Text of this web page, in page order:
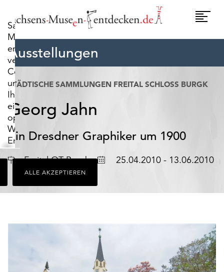
Sachsens-
Museen-
entdecken.de
verwendet
Cookies,
um
Ihnen
ein
optimales
Webseiten-
Erlebnis
zu
bieten.
Dazu
zählen
für
ALLE AKZEPTIEREN
Ausstellungen
STÄDTISCHE SAMMLUNGEN FREITAL SCHLOSS BURGK
Georg Jahn
Ein Dresdner Graphiker um 1900
Ort Freital OT Burgk Datum25.04.2010 - 13.06.2010